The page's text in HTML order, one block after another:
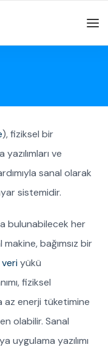
), fiziksel bir
ve
sanal olarak
sistemidir.
bulunabilecek her
bağımsız bir
veriyükü
fiziksel
az enerji tüketimine
olabilir. Sanal
uygulama yazılımı